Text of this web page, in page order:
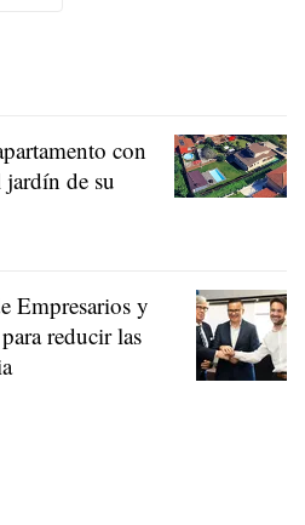
con
de su
Empresarios y
reducir las